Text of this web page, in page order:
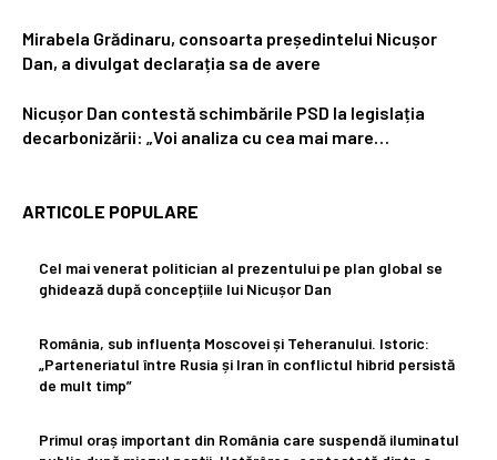
Mirabela Grădinaru, consoarta președintelui Nicușor
Dan, a divulgat declarația sa de avere
Nicușor Dan contestă schimbările PSD la legislația
decarbonizării: „Voi analiza cu cea mai mare…
ARTICOLE POPULARE
Cel mai venerat politician al prezentului pe plan global se
ghidează după concepțiile lui Nicușor Dan
România, sub influența Moscovei și Teheranului. Istoric:
„Parteneriatul între Rusia și Iran în conflictul hibrid persistă
de mult timp”
Primul oraș important din România care suspendă iluminatul